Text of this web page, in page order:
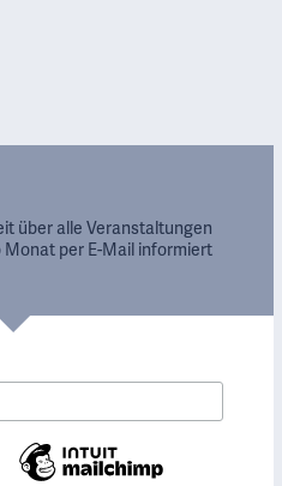
über alle Veranstaltungen
per E-Mail informiert